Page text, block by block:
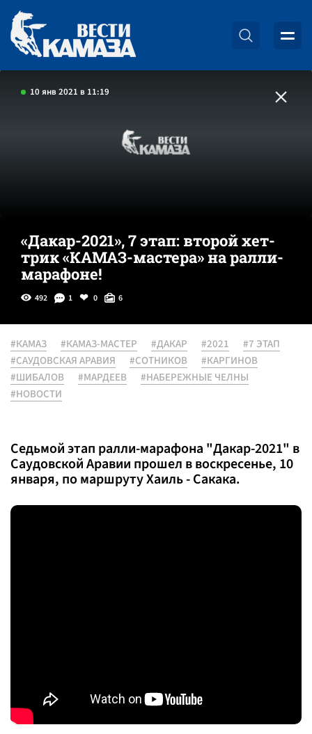
10 янв 2021 в 11:19
«Дакар-2021», 7 этап: второй хет-
трик «КАМАЗ-мастера» на ралли-
марафоне!
492 1 0 6
#КАМАЗ #КАМАЗ-МАСТЕР #ДАКАР #2021
#7 ЭТАП
#САУДОВСКАЯ АРАВИЯ
#СОТНИКОВ
#КАРГИНОВ
#ШИБАЛОВ
#МАРДЕЕВ
#НАБЕРЕЖНЫЕ ЧЕЛНЫ
#НОВОСТИ
Седьмой этап ралли-марафона "Дакар-2021" в
Саудовской Аравии прошел в воскресенье, 10
января, по маршруту Хаиль - Сакака.